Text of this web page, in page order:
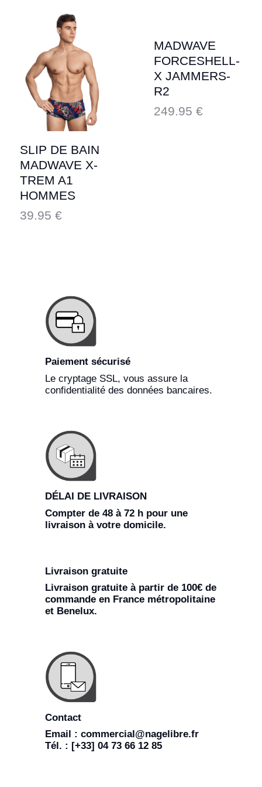
SLIP DE BAIN
MADWAVE X-
TREM A1
HOMMES
39.95€
MADWAVE
FORCESHELL-
X JAMMERS-
R2
249.95€
Paiement sécurisé
Le cryptage SSL, vous assure la
confidentialité des données bancaires.
DÉLAI DE LIVRAISON
Compter de 48 à 72 h pour une
livraison à votre domicile.
Livraison gratuite
Livraison gratuite à partir de 100€ de
commande en France métropolitaine
et Benelux.
Contact
Email : commercial@nagelibre.fr
Tél. : [+33] 04 73 66 12 85